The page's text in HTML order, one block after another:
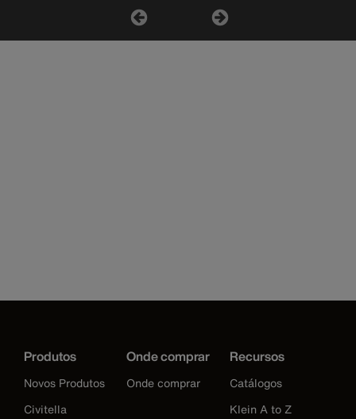
Produtos
Novos Produtos
Civitella
Onde comprar
Onde comprar
Recursos
Catálogos
Klein A to Z